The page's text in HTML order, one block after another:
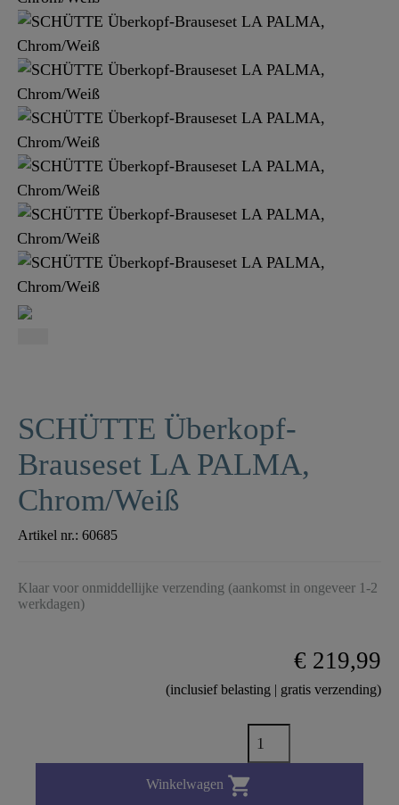
SCHÜTTE Überkopf-
Brauseset LA PALMA,
Chrom/Weiß
Artikel nr.: 60685
Klaar voor onmiddellijke verzending (aankomst in ongeveer 1-2
werkdagen)
€ 219,99
(inclusief belasting | gratis verzending)
Winkelwagen 